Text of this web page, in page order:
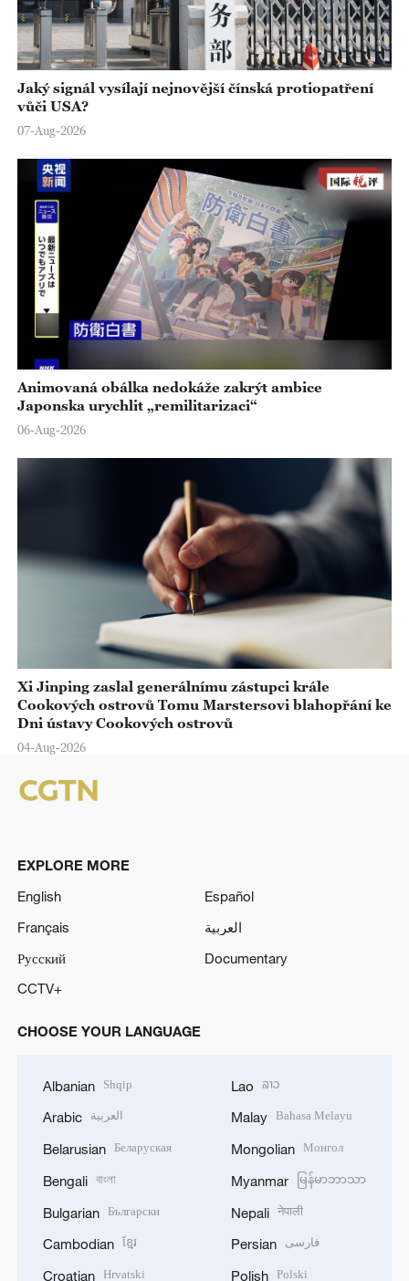
Jaký signál vysílají nejnovější čínská protiopatření
vůči USA?
07-Aug-2026
Animovaná obálka nedokáže zakrýt ambice
Japonska urychlit „remilitarizaci“
06-Aug-2026
Xi Jinping zaslal generálnímu zástupci krále
Cookových ostrovů Tomu Marstersovi blahopřání ke
Dni ústavy Cookových ostrovů
04-Aug-2026
EXPLORE MORE
English
Español
Français
العربية
Русский
Documentary
CCTV+
CHOOSE YOUR LANGUAGE
Albanian Shqip
Arabic العربية
Belarusian Беларуская
Bengali বাংলা
Bulgarian Български
Cambodian ខ្មែរ
Croatian Hrvatski
Lao ລາວ
Malay Bahasa Melayu
Mongolian Монгол
Myanmar မြန်မာဘာသာ
Nepali नेपाली
Persian فارسی
Polish Polski